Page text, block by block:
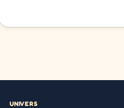
UNIVERS